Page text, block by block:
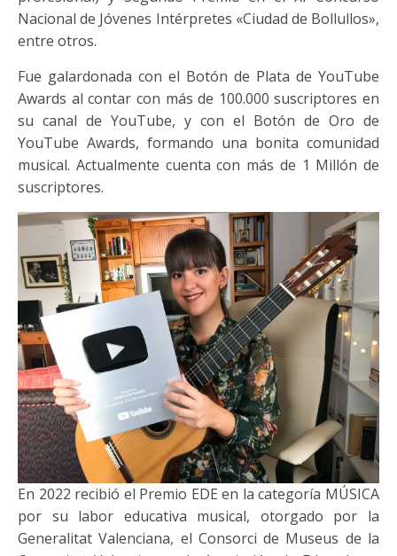
Nacional de Jóvenes Intérpretes «Ciudad de Bollullos»,
entre otros.
Fue galardonada con el Botón de Plata de YouTube
Awards al contar con más de 100.000 suscriptores en
su canal de YouTube, y con el Botón de Oro de
YouTube Awards, formando una bonita comunidad
musical. Actualmente cuenta con más de 1 Millón de
suscriptores.
En 2022 recibió el Premio EDE en la categoría MÚSICA
por su labor educativa musical, otorgado por la
Generalitat Valenciana, el Consorci de Museus de la